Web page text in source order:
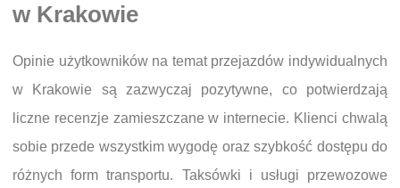
w Krakowie
Opinie użytkowników na temat przejazdów indywidualnych
w Krakowie są zazwyczaj pozytywne, co potwierdzają
liczne recenzje zamieszczane w internecie. Klienci chwalą
sobie przede wszystkim wygodę oraz szybkość dostępu do
różnych form transportu. Taksówki i usługi przewozowe